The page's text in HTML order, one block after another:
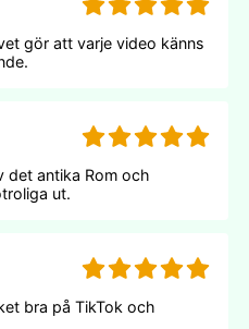
gör att varje video känns
det antika Rom och
ut.
bra på TikTok och